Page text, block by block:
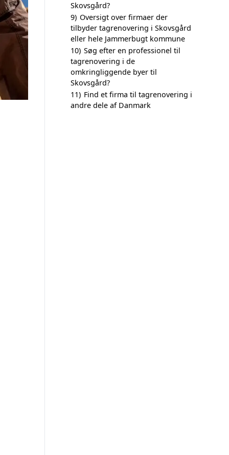
Skovsgård?
9) Oversigt over firmaer der
tilbyder tagrenovering i Skovsgård
eller hele Jammerbugt kommune
10) Søg efter en professionel til
tagrenovering i de
omkringliggende byer til
Skovsgård?
11) Find et firma til tagrenovering i
andre dele af Danmark